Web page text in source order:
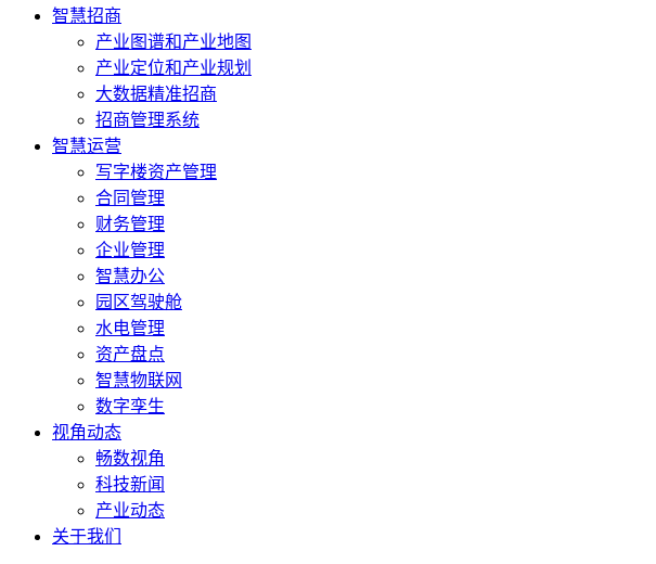
智慧招商
产业图谱和产业地图
产业定位和产业规划
大数据精准招商
招商管理系统
智慧运营
写字楼资产管理
合同管理
财务管理
企业管理
智慧办公
园区驾驶舱
水电管理
资产盘点
智慧物联网
数字孪生
视角动态
畅数视角
科技新闻
产业动态
关于我们